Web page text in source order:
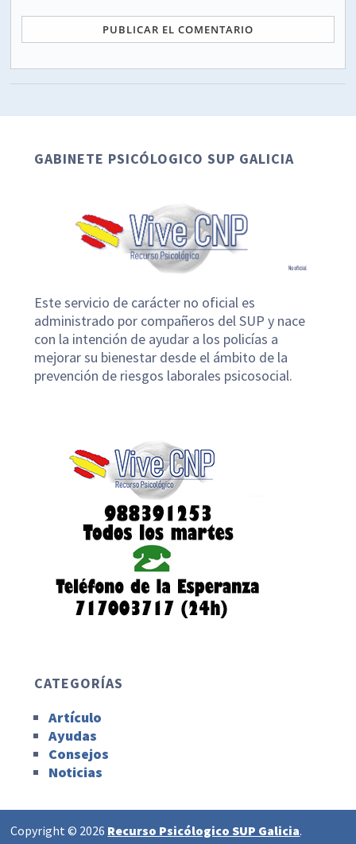
GABINETE PSICÓLOGICO SUP GALICIA
Este servicio de carácter no oficial es
administrado por compañeros del SUP y nace
con la intención de ayudar a los policías a
mejorar su bienestar desde el ámbito de la
prevención de riesgos laborales psicosocial.
CATEGORÍAS
Artículo
Ayudas
Consejos
Noticias
Copyright © 2026 Recurso Psicólogico SUP Galicia.